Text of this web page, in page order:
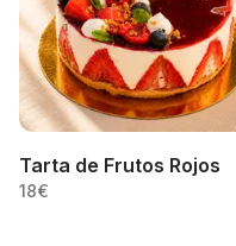
Tarta de Frutos Rojos
18€